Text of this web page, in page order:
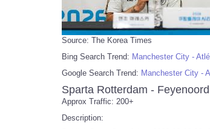
Source: The Korea Times
Bing Search Trend: Manchester City -
Google Search Trend: Manchester City -
Sparta Rotterdam - Feyenoord
Approx Traffic: 200+
Description: